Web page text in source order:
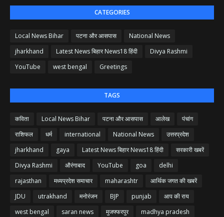
CATEGORIES
Local News Bihar पटना और आसपास
National News
jharkhand
Latest News बिहार News18 हिंदी
Divya Rashmi
YouTube
west bengal Greetings
TAGS
कविता Local News Bihar पटना और आसपास आलेख
पंचांग
राशिफल
धर्म international National News
उत्तरप्रदेश
jharkhand
gaya Latest News बिहार News18 हिंदी
सरकारी खबरें
Divya Rashmi
औरंगाबाद YouTube goa
delhi
rajasthan
मध्यप्रदेश समाचार maharashtr
आर्थिक जगत की खबरें
JDU
utrakhand मनोरंजन BJP punjab
आप की राय
west bengal
saran news मुजफ्फरपुर
madhya pradesh